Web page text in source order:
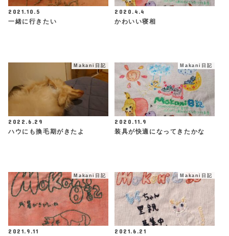
2021.10.5
一緒に行きたい
2020.4.4
かわいい寝相
Makani日記
2022.6.29
ハウにも換毛期がきたよ
Makani日記
2020.11.9
装具が快適になってきたかな
Makani日記
2021.9.11
Makani日記
2021.6.21